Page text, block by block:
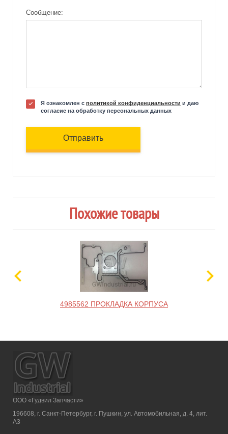
Сообщение:
Я ознакомлен с политикой конфиденциальности и даю
согласие на обработку персональных данных
Отправить
Похожие товары
4985562 ПРОКЛАДКА КОРПУСА
ООО «Гудвил Запчасти»
196608, г. Санкт-Петербург, г. Пушкин, ул. Автомобильная, д. 4, лит.
А3